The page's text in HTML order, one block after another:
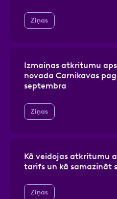
Ziņas
Izmaiņas atkritumu
novada Carnikavas
septembra
Ziņas
Kā veidojas atkritumu
tarifs un kā samazināt
Ziņas